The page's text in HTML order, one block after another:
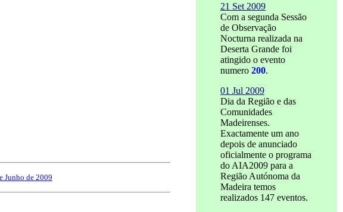
Junho de 2009
21 Set 2009
Com a segunda Sessão
de Observação
Nocturna realizada na
Deserta Grande foi
atingido o evento
numero 200.
01 Jul 2009
Dia da Região e das
Comunidades
Madeirenses.
Exactamente um ano
depois de anunciado
oficialmente o programa
do AIA2009 para a
Região Autónoma da
Madeira temos
realizados 147 eventos.